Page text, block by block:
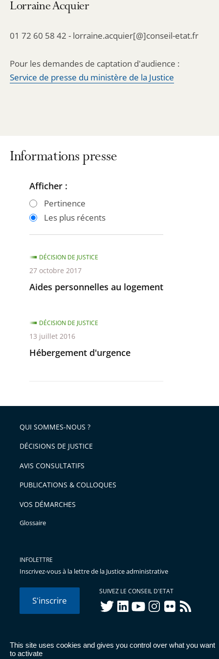
This site uses cookies and gives you control over what you want
to activate
Lorraine Acquier
01 72 60 58 42 - lorraine.acquier[@]conseil-etat.fr
Pour les demandes de captation d'audience :
Service de presse du ministère de la Justice
Informations presse
Passer
filtres
après
Passer
filtres
Afficher :
Pertinence
Les plus récents
Aides personnelles au logement
DÉCISION DE JUSTICE
27 octobre 2017
Hébergement d'urgence
DÉCISION DE JUSTICE
13 juillet 2016
QUI SOMMES-NOUS ?
DÉCISIONS DE JUSTICE
AVIS CONSULTATIFS
PUBLICATIONS & COLLOQUES
VOS DÉMARCHES
Glossaire
INFOLETTRE
Inscrivez-vous à la lettre de la Justice administrative
S'inscrire
SUIVEZ LE CONSEIL D'ETAT
twitterlinkedInyoutubeinstagram
flickr rss
© Conseil d'État 2026 - Mentions légales
Données